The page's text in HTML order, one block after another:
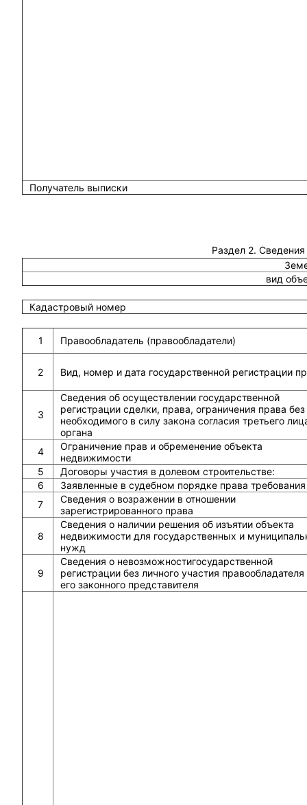
Получатель выписки
Раздел 2.
вид
Кадастровый номер
1 Правообладатель (правообладатели)
2 Вид, номер и дата государственной регистрации
3
Сведения об осуществлении государственной
регистрации сделки, права, ограничения права без
необходимого в силу закона согласия третьего
органа
4
Ограничение прав и обременение объекта
недвижимости
5
Договоры участия в долевом строительстве:
6
Заявленные в судебном порядке права требования
7
Сведения о возражении в отношении
зарегистрированного права
8
Сведения о наличии решения об изъятии объекта
недвижимости для государственных и
нужд
9
Сведения о невозможностигосударственной
регистрации без личного участия правообладателя
его законного представителя